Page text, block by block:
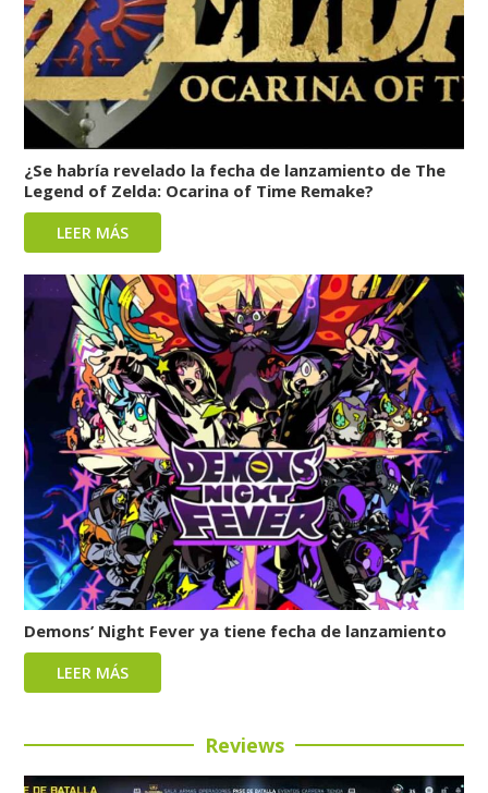
¿Se habría revelado la fecha de lanzamiento de The
Legend of Zelda: Ocarina of Time Remake?
LEER MÁS
Demons’ Night Fever ya tiene fecha de lanzamiento
LEER MÁS
Reviews